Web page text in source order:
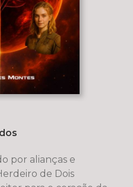
por alianças e
de Dois